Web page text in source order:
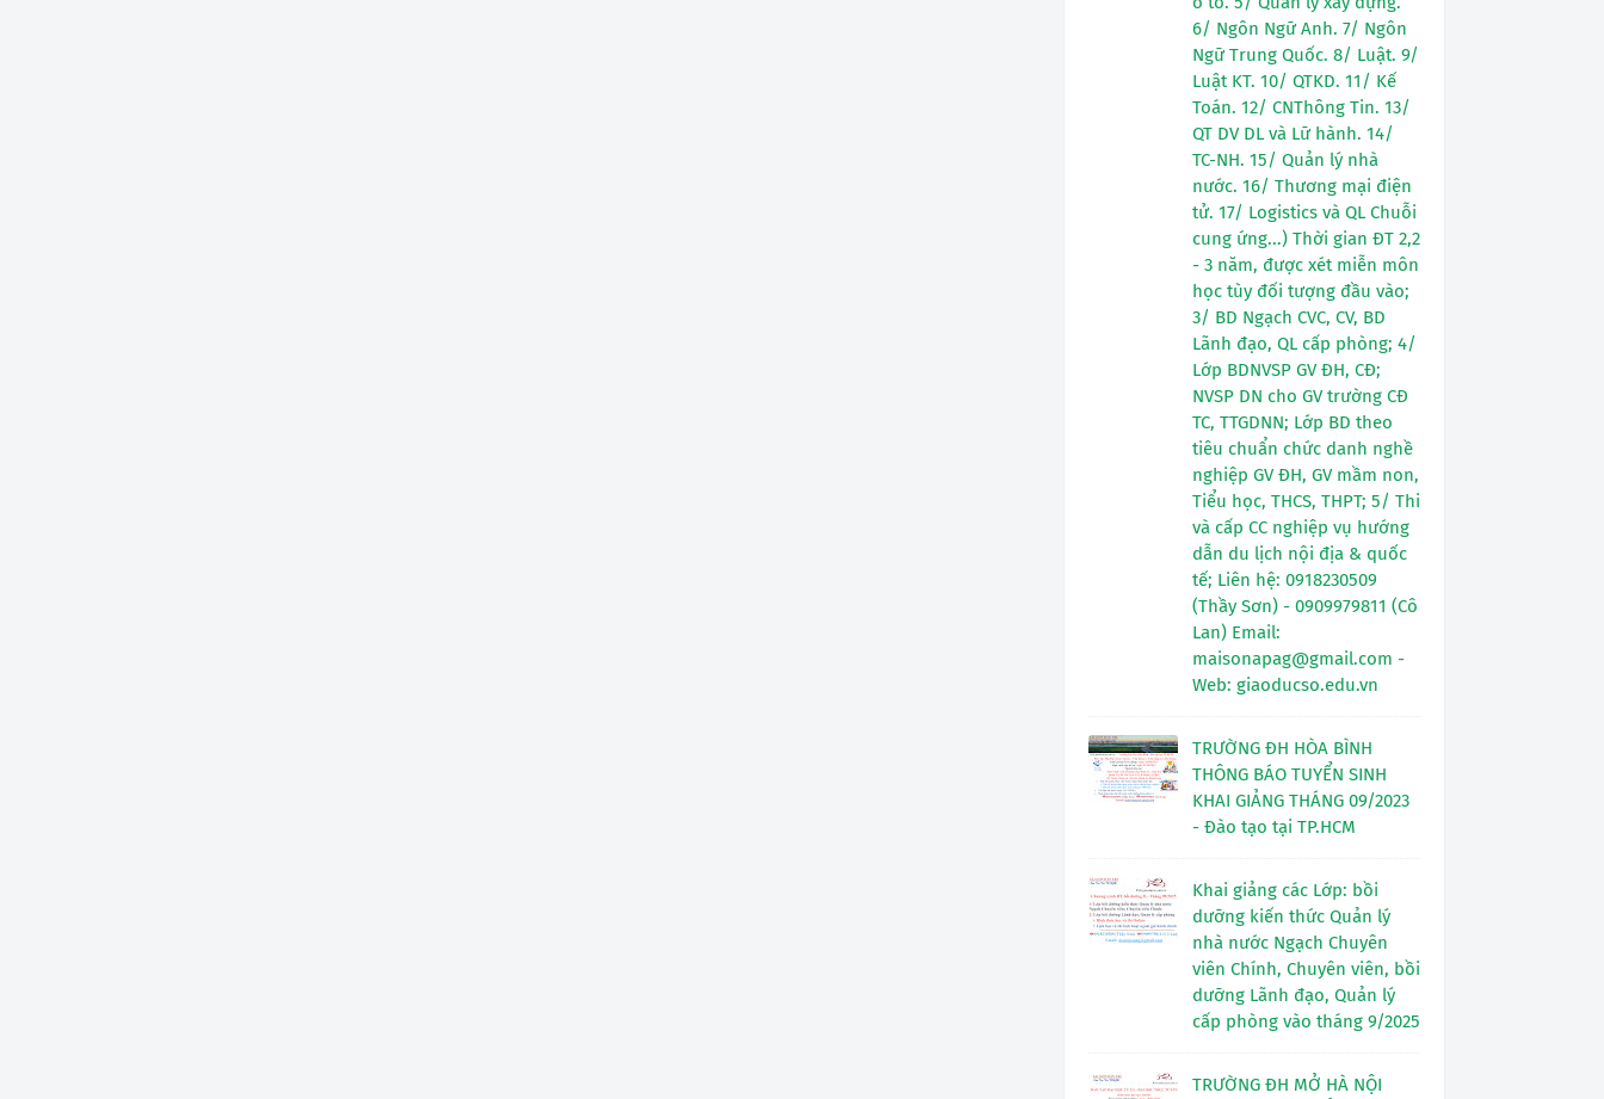
6/ Ngôn Ngữ Anh. 7/ Ngôn
Ngữ Trung Quốc. 8/ Luật. 9/
Luật KT. 10/ QTKD. 11/ Kế
Toán. 12/ CNThông Tin. 13/
QT DV DL và Lữ hành. 14/
TC-NH. 15/ Quản lý nhà
nước. 16/ Thương mại điện
tử. 17/ Logistics và QL Chuỗi
cung ứng...) Thời gian ĐT 2,2
- 3 năm, được xét miễn môn
học tùy đối tượng đầu vào;
3/ BD Ngạch CVC, CV, BD
Lãnh đạo, QL cấp phòng; 4/
Lớp BDNVSP GV ĐH, CĐ;
NVSP DN cho GV trường CĐ
TC, TTGDNN; Lớp BD theo
tiêu chuẩn chức danh nghề
nghiệp GV ĐH, GV mầm non,
Tiểu học, THCS, THPT; 5/ Thi
và cấp CC nghiệp vụ hướng
dẫn du lịch nội địa & quốc
tế; Liên hệ: 0918230509
(Thầy Sơn) - 0909979811 (Cô
Lan) Email:
maisonapag@gmail.com -
Web: giaoducso.edu.vn
TRƯỜNG ĐH HÒA BÌNH
THÔNG BÁO TUYỂN SINH
KHAI GIẢNG THÁNG 09/2023
- Đào tạo tại TP.HCM
Khai giảng các Lớp: bồi
dưỡng kiến thức Quản lý
nhà nước Ngạch Chuyên
viên Chính, Chuyên viên, bồi
dưỡng Lãnh đạo, Quản lý
cấp phòng vào tháng 9/2025
TRƯỜNG ĐH MỞ HÀ NỘI